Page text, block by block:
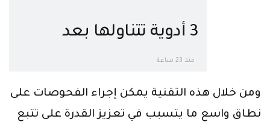
يصلح لعلاج كورونا
3 أدوية تتناولها بعد
إصابتك بفيروس كورونا
تُغنيك عن المستشفيات
“تابع التفاصيل”
منذ 23 ساعة
ومن خلال هذه التقنية يمكن إجراء الفحوصات على
نطاق واسع ما يتسبب في تعزيز القدرة على تتبع